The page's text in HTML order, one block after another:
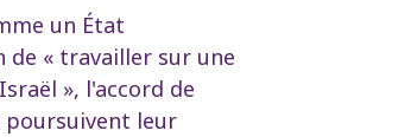
un État
« travailler sur une
», l'accord de
poursuivent leur